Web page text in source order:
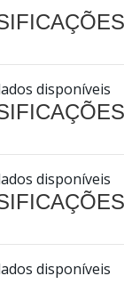
disponíveis
disponíveis
disponíveis